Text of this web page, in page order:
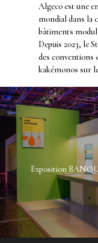
Algeco est une
mondial dans la
bâtiments
Depuis 2023, le
des conventions
kakémonos sur
Exposition